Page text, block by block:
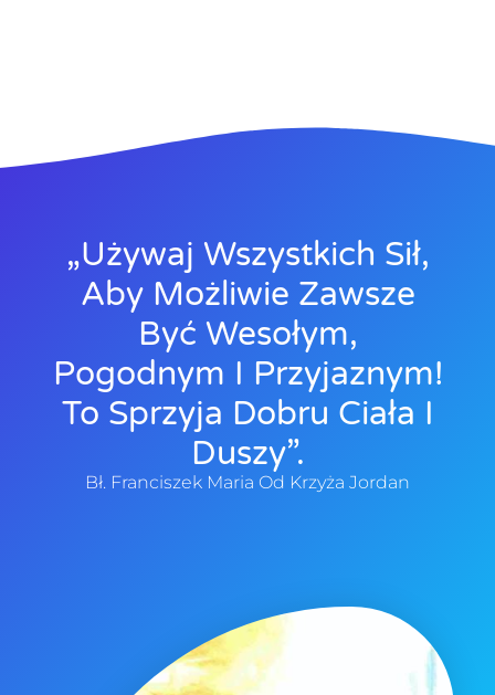
„Używaj Wszystkich Sił,
Aby Możliwie Zawsze
Być Wesołym,
Pogodnym I Przyjaznym!
To Sprzyja Dobru Ciała I
Duszy”.
Bł. Franciszek Maria Od Krzyża Jordan